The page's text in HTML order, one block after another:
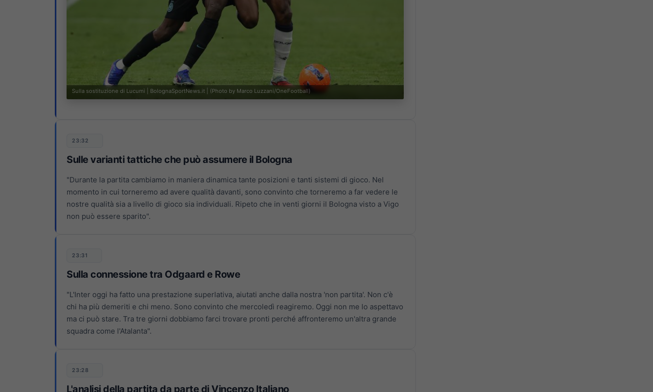
Sulla sostituzione di Lucumì | BolognaSportNews.it | (Photo by Marco Luzzani/OneFootball)
23:32
Sulle varianti tattiche che può assumere il Bologna
"Durante la partita cambiamo in maniera dinamica tante posizioni e tanti sistemi di gioco. Nel
momento in cui torneremo ad avere qualità davanti, sono convinto che torneremo a far vedere le
nostre qualità sia a livello di gioco sia individuali. Ripeto che in venti giorni il Bologna visto a Vigo
non può essere sparito".
23:31
Sulla connessione tra Odgaard e Rowe
"L'Inter oggi ha fatto una prestazione superlativa, aiutati anche dalla nostra 'non partita'. Non c'è
chi ha più demeriti e chi meno. Sono convinto che mercoledì reagiremo. Oggi non me lo aspettavo
ma ci può stare. Tra tre giorni dobbiamo farci trovare pronti perché affronteremo un'altra grande
squadra come l'Atalanta".
23:28
L'analisi della partita da parte di Vincenzo Italiano